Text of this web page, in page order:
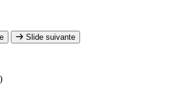
Slide suivante